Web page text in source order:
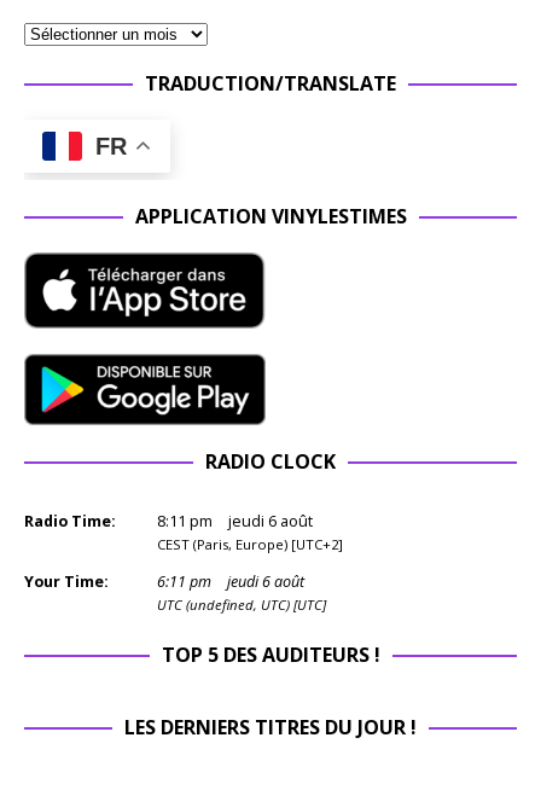
TRADUCTION/TRANSLATE
FR
APPLICATION VINYLESTIMES
RADIO CLOCK
Radio Time: 8:11 pm jeudi 6 août
CEST (Paris, Europe) [UTC+2]
Your Time: 6:11 pm jeudi 6 août
UTC (undefined, UTC) [UTC]
TOP 5 DES AUDITEURS !
LES DERNIERS TITRES DU JOUR !